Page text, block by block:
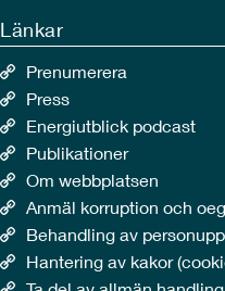
Länkar
Prenumerera
Press
Energiutblick podcast
Publikationer
Om webbplatsen
Anmäl korruption och
Behandling av
Hantering av kakor